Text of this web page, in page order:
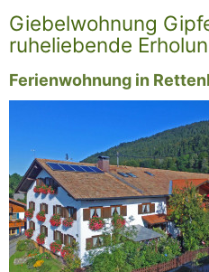
Giebelwohnung
ruheliebende
Ferienwohnung in